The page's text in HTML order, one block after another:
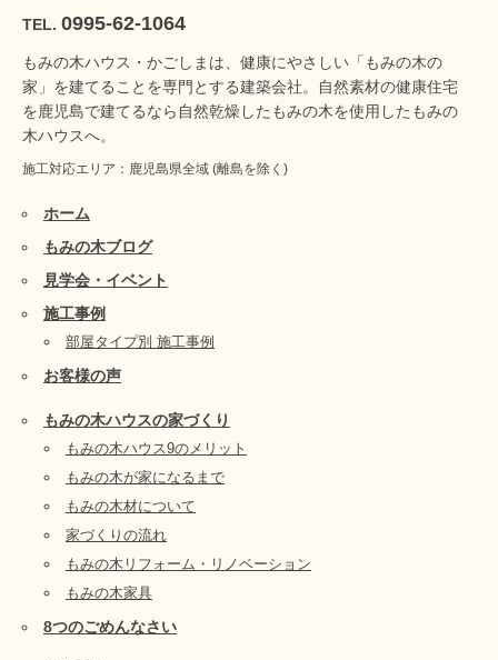
TEL. 0995-62-1064
もみの木ハウス・かごしまは、健康にやさしい「もみの木の
家」を建てることを専門とする建築会社。自然素材の健康住宅
を鹿児島で建てるなら自然乾燥したもみの木を使用したもみの
木ハウスへ。
施工対応エリア：鹿児島県全域 (離島を除く)
ホーム
もみの木ブログ
見学会・イベント
施工事例
部屋タイプ別 施工事例
お客様の声
もみの木ハウスの家づくり
もみの木ハウス9のメリット
もみの木が家になるまで
もみの木材について
家づくりの流れ
もみの木リフォーム・リノベーション
もみの木家具
8つのごめんなさい